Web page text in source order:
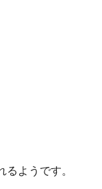
ようです。